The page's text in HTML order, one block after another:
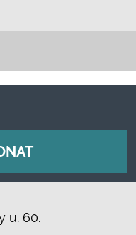
u. 60.